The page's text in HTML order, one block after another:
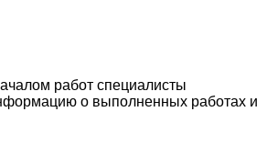
работ специалисты
о выполненных работах и